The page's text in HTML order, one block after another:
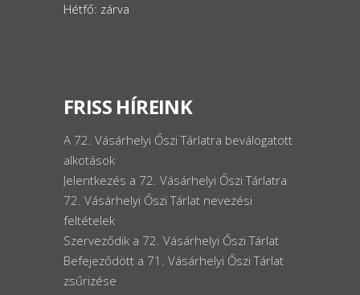
Hétfő: zárva
FRISS HÍREINK
A 72. Vásárhelyi Őszi Tárlatra beválogatott
alkotások
Jelentkezés a 72. Vásárhelyi Őszi Tárlatra
72. Vásárhelyi Őszi Tárlat nevezési
feltételek
Szerveződik a 72. Vásárhelyi Őszi Tárlat
Befejeződött a 71. Vásárhelyi Őszi Tárlat
zsűrizése